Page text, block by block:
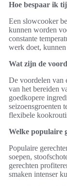
Hoe bespaar ik
Een slowcooker
kunnen worden
constante
werk doet,
Wat zijn de
De voordelen van
van het bereiden
goedkopere
seizoensgroenten
flexibele
Welke populaire
Populaire
soepen,
gerechten
smaken intenser